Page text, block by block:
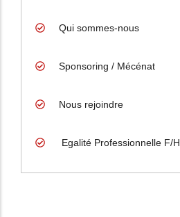
Qui sommes-nous
Sponsoring / Mécénat
Nous rejoindre
Egalité Professionnelle F/H